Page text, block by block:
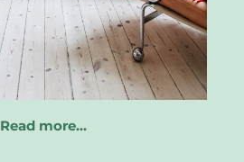
Read more…